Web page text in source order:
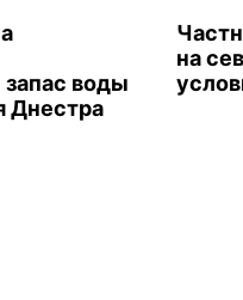
запас воды
Днестра
на